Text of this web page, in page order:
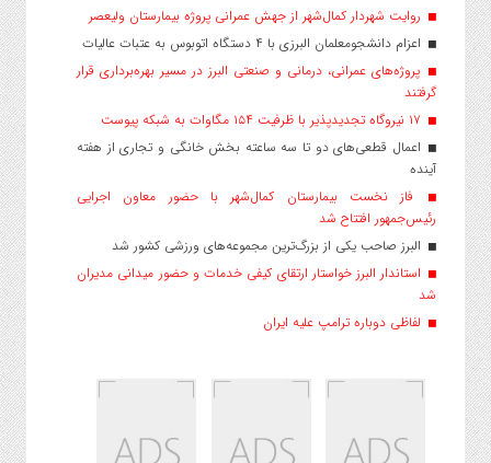
روایت شهردار کمال‌شهر از جهش عمرانی پروژه بیمارستان ولیعصر
اعزام دانشجو‌معلمان البرزی با ۴ دستگاه اتوبوس به عتبات عالیات
پروژه‌های عمرانی، درمانی و صنعتی البرز در مسیر بهره‌برداری قرار
گرفتند
اعمال قطعی‌های دو تا سه ساعته بخش خانگی و تجاری از هفته
آینده
فاز نخست بیمارستان کمال‌شهر با حضور معاون اجرایی
رئیس‌جمهور افتتاح شد
البرز صاحب یکی از بزرگ‌ترین مجموعه‌های ورزشی کشور شد
استاندار البرز خواستار ارتقای کیفی خدمات و حضور میدانی مدیران
شد
لفاظی دوباره ترامپ علیه ایران